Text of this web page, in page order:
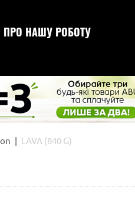
ПРО НАШУ РОБОТУ
LAVA (840 G)